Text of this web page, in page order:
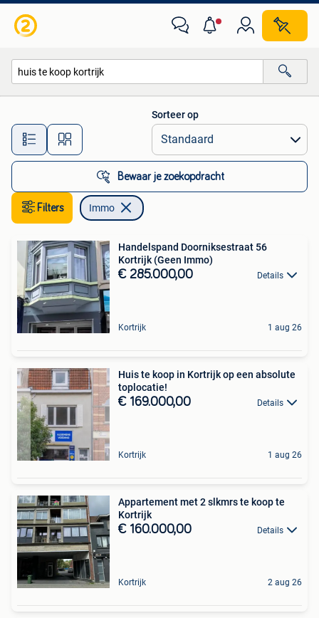
Alle afstanden…
Sorteer op
Bewaar je zoekopdracht
Filters Immo
Handelspand Doorniksestraat 56
Kortrijk (Geen Immo)
€ 285.000,00 Details
Kortrijk 1 aug 26
Huis te koop in Kortrijk op een absolute
toplocatie!
€ 169.000,00 Details
Kortrijk 1 aug 26
Appartement met 2 slkmrs te koop te
Kortrijk
€ 160.000,00 Details
Kortrijk 2 aug 26